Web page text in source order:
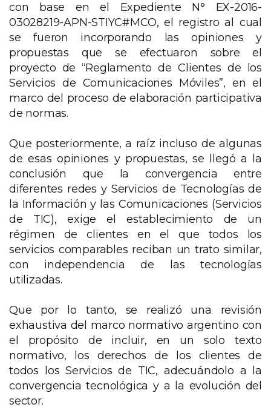
con base en el Expediente N° EX-2016-
03028219-APN-STIYC#MCO, el registro al cual
se fueron incorporando las opiniones y
propuestas que se efectuaron sobre el
proyecto de “Reglamento de Clientes de los
Servicios de Comunicaciones Móviles”, en el
marco del proceso de elaboración participativa
de normas.
Que posteriormente, a raíz incluso de algunas
de esas opiniones y propuestas, se llegó a la
conclusión que la convergencia entre
diferentes redes y Servicios de Tecnologías de
la Información y las Comunicaciones (Servicios
de TIC), exige el establecimiento de un
régimen de clientes en el que todos los
servicios comparables reciban un trato similar,
con independencia de las tecnologías
utilizadas.
Que por lo tanto, se realizó una revisión
exhaustiva del marco normativo argentino con
el propósito de incluir, en un solo texto
normativo, los derechos de los clientes de
todos los Servicios de TIC, adecuándolo a la
convergencia tecnológica y a la evolución del
sector.